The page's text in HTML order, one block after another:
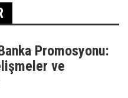
Promosyonu:
ve